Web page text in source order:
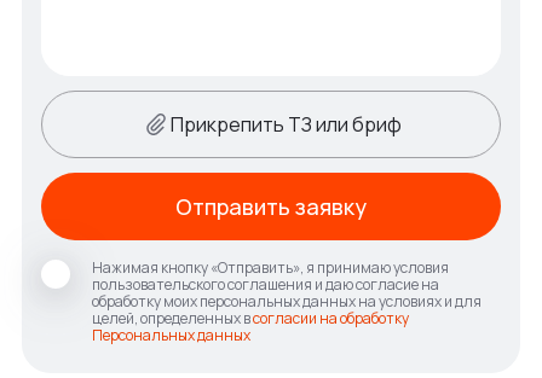
Прикрепить ТЗ или бриф
Нажимая кнопку «Отправить», я принимаю условия
пользовательского соглашения и даю согласие на
обработку моих персональных данных на условиях и для
целей, определенных всогласии на обработку
Персональных данных
Отправить заявку